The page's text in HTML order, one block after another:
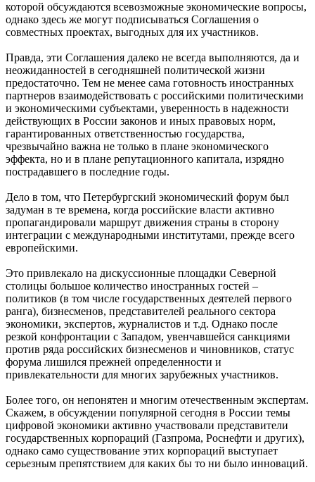
которой обсуждаются всевозможные экономические вопросы,
однако здесь же могут подписываться Соглашения о
совместных проектах, выгодных для их участников.
Правда, эти Соглашения далеко не всегда выполняются, да и
неожиданностей в сегодняшней политической жизни
предостаточно. Тем не менее сама готовность иностранных
партнеров взаимодействовать с российскими политическими
и экономическими субъектами, уверенность в надежности
действующих в России законов и иных правовых норм,
гарантированных ответственностью государства,
чрезвычайно важна не только в плане экономического
эффекта, но и в плане репутационного капитала, изрядно
пострадавшего в последние годы.
Дело в том, что Петербургский экономический форум был
задуман в те времена, когда российские власти активно
пропагандировали маршрут движения страны в сторону
интеграции с международными институтами, прежде всего
европейскими.
Это привлекало на дискуссионные площадки Северной
столицы большое количество иностранных гостей –
политиков (в том числе государственных деятелей первого
ранга), бизнесменов, представителей реального сектора
экономики, экспертов, журналистов и т.д. Однако после
резкой конфронтации с Западом, увенчавшейся санкциями
против ряда российских бизнесменов и чиновников, статус
форума лишился прежней определенности и
привлекательности для многих зарубежных участников.
Более того, он непонятен и многим отечественным экспертам.
Скажем, в обсуждении популярной сегодня в России темы
цифровой экономики активно участвовали представители
государственных корпораций (Газпрома, Роснефти и других),
однако само существование этих корпораций выступает
серьезным препятствием для каких бы то ни было инноваций.